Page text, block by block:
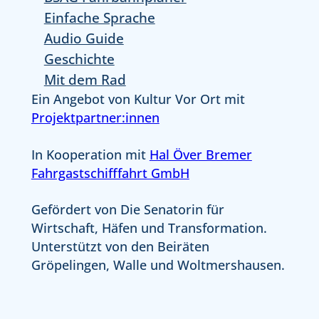
Fährmann
darüber
aus,
was
in
der
Zwischenzeit
so
gewesen
war.
1.300
Gäste
nutzen
die
Gelegenheit
den
Stellen
zu
umfahren.
desto
trotz
der
Park
an
allen
Stellen
Ein Angebot von Kultur Vor Ort mit
Projektpartner:innen
In Kooperation mit Hal Över Bremer
Fahrgastschifffahrt GmbH
Gefördert von Die Senatorin für
Wirtschaft, Häfen und Transformation.
Unterstützt von den Beiräten
Gröpelingen, Walle und Woltmershausen.
Einfache Sprache
Audio Guide
Geschichte
Mit dem Rad